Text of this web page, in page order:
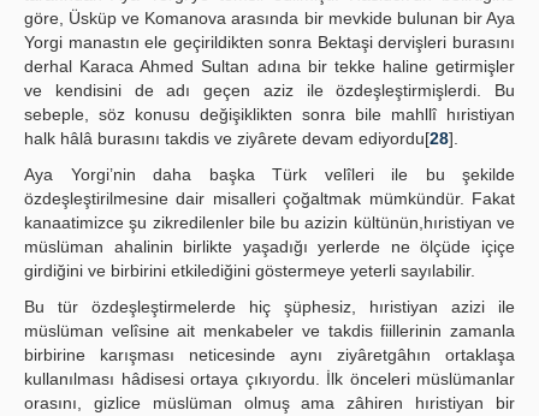
göre, Üsküp ve Komanova arasında bir mevkide bulunan bir Aya
Yorgi manastın ele geçirildikten sonra Bektaşi dervişleri burasını
derhal Karaca Ahmed Sultan adına bir tekke haline getirmişler
ve kendisini de adı geçen aziz ile özdeşleştirmişlerdi. Bu
sebeple, söz konusu değişiklikten sonra bile mahllî hıristiyan
halk hâlâ burasını takdis ve ziyârete devam ediyordu[28].
Aya Yorgi’nin daha başka Türk velîleri ile bu şekilde
özdeşleştirilmesine dair misalleri çoğaltmak mümkündür. Fakat
kanaatimizce şu zikredilenler bile bu azizin kültünün,hıristiyan ve
müslüman ahalinin birlikte yaşadığı yerlerde ne ölçüde içiçe
girdiğini ve birbirini etkilediğini göstermeye yeterli sayılabilir.
Bu tür özdeşleştirmelerde hiç şüphesiz, hıristiyan azizi ile
müslüman velîsine ait menkabeler ve takdis fiillerinin zamanla
birbirine karışması neticesinde aynı ziyâretgâhın ortaklaşa
kullanılması hâdisesi ortaya çıkıyordu. İlk önceleri müslümanlar
orasını, gizlice müslüman olmuş ama zâhiren hıristiyan bir